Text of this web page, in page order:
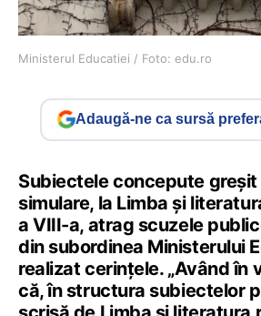
Ministerul Educatiei / Foto: edu.ro
Adaugă-ne ca sursă
Subiectele concepute
simulare, la Limba și
a VIII-a, atrag scuzele
din subordinea Ministerului
realizat cerințele. „Având în
că, în structura subiectelor